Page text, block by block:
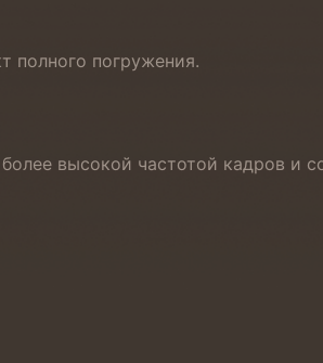
полного погружения.
высокой частотой кадров и